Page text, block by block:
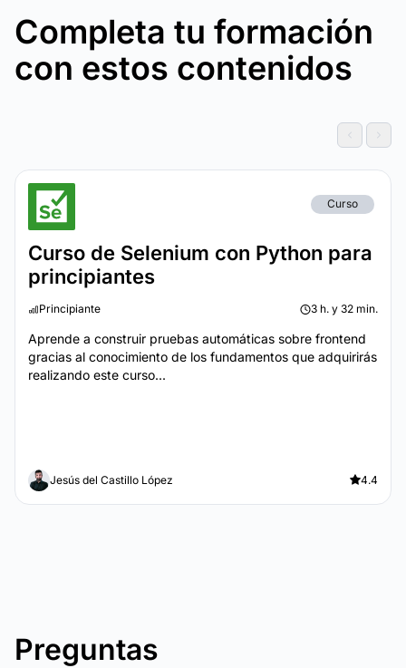
Completa tu formación
con estos contenidos
Curso
Curso de Selenium con Python para
principiantes
Principiante 3 h. y 32 min.
Aprende a construir pruebas automáticas sobre frontend
gracias al conocimiento de los fundamentos que adquirirás
realizando este curso...
Jesús del Castillo López 4.4
Preguntas